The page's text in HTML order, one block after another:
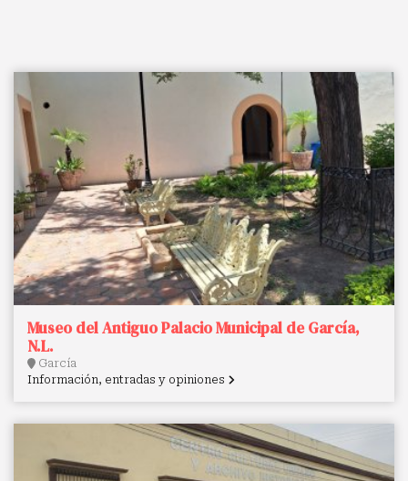
Museo del Antiguo Palacio Municipal de García,
N.L.
García
Información, entradas y opiniones